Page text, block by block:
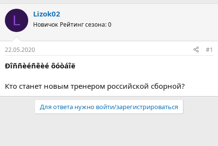
т
т
е
м
ы
т
н
а
л
L Lizok02
Новичок Рейтинг сезона: 0
22.05.2020 #1
Ðîññèéñêèé ôóòáîë
Кто станет новым тренером российской сборной?
Для ответа нужно войти/зарегистрироваться